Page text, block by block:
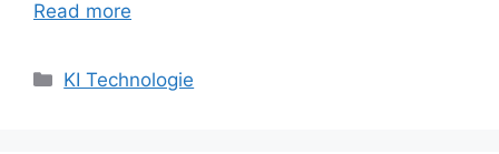
Read more
Categories
KI Technologie